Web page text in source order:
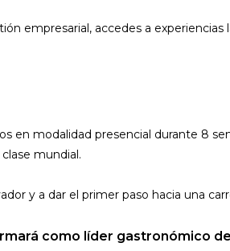
empresarial, accedes a
en modalidad presencial durante 8
mundial.
y a dar el primer paso hacia una
como líder gastronómico